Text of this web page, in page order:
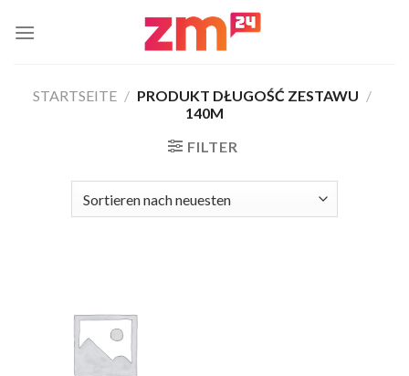
Inhalt
STARTSEITE / PRODUKT DŁUGOŚĆ ZESTAWU /
140M
FILTER